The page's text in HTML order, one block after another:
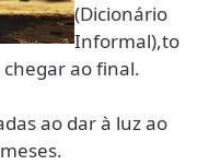
(Dicionário
Informal),to
ao final.
ao dar à luz ao